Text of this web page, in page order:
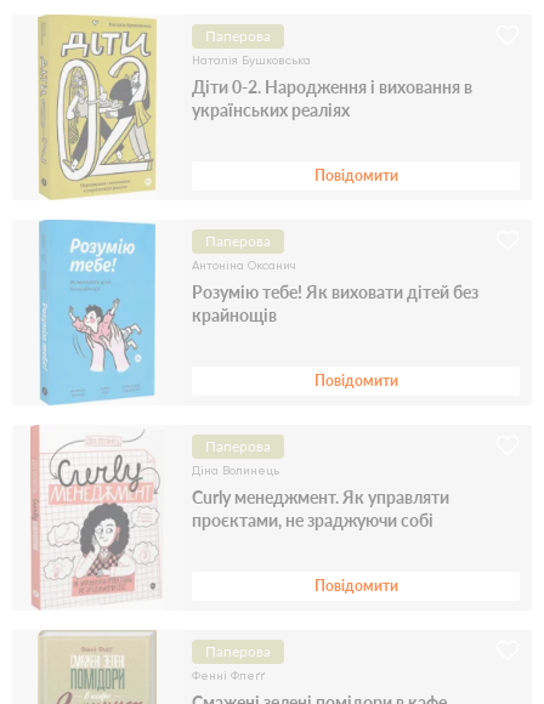
Паперова
Наталія Бушковська
Діти 0-2. Народження і виховання в
українських реаліях
Повідомити
Паперова
Антоніна Оксанич
Розумію тебе! Як виховати дітей без
крайнощів
Повідомити
Паперова
Діна Волинець
Curly менеджмент. Як управляти
проєктами, не зраджуючи собі
Повідомити
Паперова
Фенні Флеґґ